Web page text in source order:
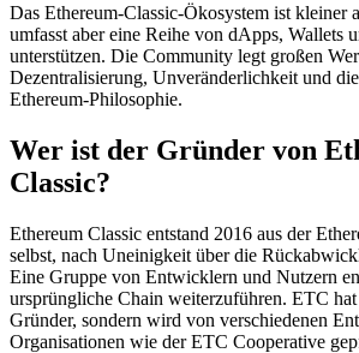
Das Ethereum-Classic-Ökosystem ist kleiner
umfasst aber eine Reihe von dApps, Wallets
unterstützen. Die Community legt großen
Dezentralisierung, Unveränderlichkeit und
Ethereum-Philosophie.
Wer ist der Gründer von
Classic?
Ethereum Classic entstand 2016 aus der
selbst, nach Uneinigkeit über die
Eine Gruppe von Entwicklern und Nutzern
ursprüngliche Chain weiterzuführen. ETC
Gründer, sondern wird von verschiedenen
Organisationen wie der ETC Cooperative